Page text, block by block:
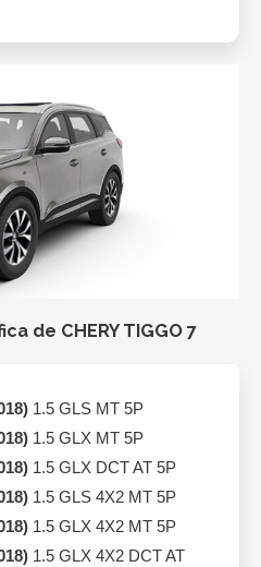
de CHERY TIGGO 7
1.5 GLS MT 5P
1.5 GLX MT 5P
1.5 GLX DCT AT 5P
1.5 GLS 4X2 MT 5P
1.5 GLX 4X2 MT 5P
1.5 GLX 4X2 DCT AT